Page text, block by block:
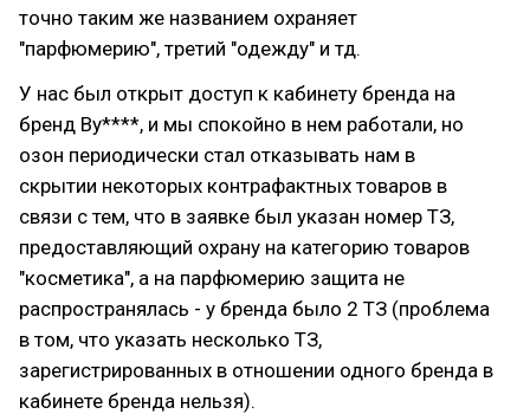
точно таким же названием охраняет
"парфюмерию", третий "одежду" и тд.
У нас был открыт доступ к кабинету бренда на
бренд By****, и мы спокойно в нем работали, но
озон периодически стал отказывать нам в
скрытии некоторых контрафактных товаров в
связи с тем, что в заявке был указан номер ТЗ,
предоставляющий охрану на категорию товаров
"косметика", а на парфюмерию защита не
распространялась - у бренда было 2 ТЗ (проблема
в том, что указать несколько ТЗ,
зарегистрированных в отношении одного бренда в
кабинете бренда нельзя).